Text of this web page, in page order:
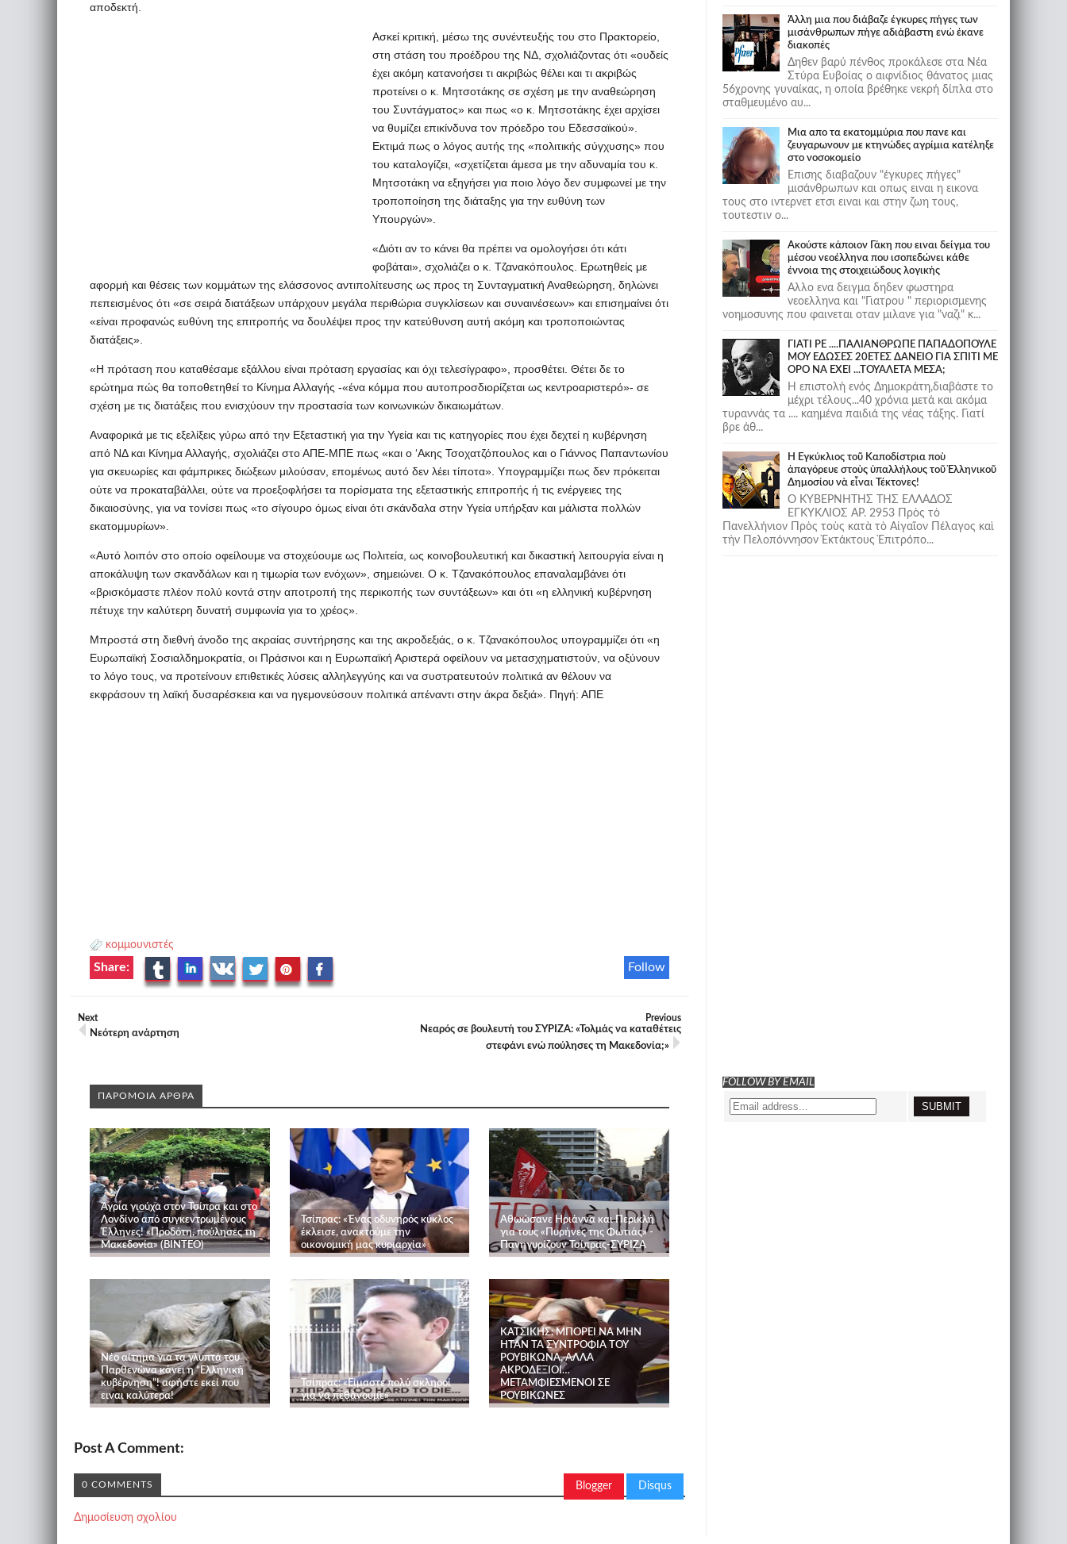
αποδεκτή.
Ασκεί κριτική, μέσω της συνέντευξής του στο Πρακτορείο,
στη στάση του προέδρου της ΝΔ, σχολιάζοντας ότι «ουδείς
έχει ακόμη κατανοήσει τι ακριβώς θέλει και τι ακριβώς
προτείνει ο κ. Μητσοτάκης σε σχέση με την αναθεώρηση
του Συντάγματος» και πως «ο κ. Μητσοτάκης έχει αρχίσει
να θυμίζει επικίνδυνα τον πρόεδρο του Εδεσσαϊκού».
Εκτιμά πως ο λόγος αυτής της «πολιτικής σύγχυσης» που
του καταλογίζει, «σχετίζεται άμεσα με την αδυναμία του κ.
Μητσοτάκη να εξηγήσει για ποιο λόγο δεν συμφωνεί με την
τροποποίηση της διάταξης για την ευθύνη των
Υπουργών».
«Διότι αν το κάνει θα πρέπει να ομολογήσει ότι κάτι
φοβάται», σχολιάζει ο κ. Τζανακόπουλος. Ερωτηθείς με
αφορμή και θέσεις των κομμάτων της ελάσσονος αντιπολίτευσης ως προς τη Συνταγματική Αναθεώρηση, δηλώνει
πεπεισμένος ότι «σε σειρά διατάξεων υπάρχουν μεγάλα περιθώρια συγκλίσεων και συναινέσεων» και επισημαίνει ότι
«είναι προφανώς ευθύνη της επιτροπής να δουλέψει προς την κατεύθυνση αυτή ακόμη και τροποποιώντας
διατάξεις».
«Η πρόταση που καταθέσαμε εξάλλου είναι πρόταση εργασίας και όχι τελεσίγραφο», προσθέτει. Θέτει δε το
ερώτημα πώς θα τοποθετηθεί το Κίνημα Αλλαγής -«ένα κόμμα που αυτοπροσδιορίζεται ως κεντροαριστερό»- σε
σχέση με τις διατάξεις που ενισχύουν την προστασία των κοινωνικών δικαιωμάτων.
Αναφορικά με τις εξελίξεις γύρω από την Εξεταστική για την Υγεία και τις κατηγορίες που έχει δεχτεί η κυβέρνηση
από ΝΔ και Κίνημα Αλλαγής, σχολιάζει στο ΑΠΕ-ΜΠΕ πως «και ο ‘Ακης Τσοχατζόπουλος και ο Γιάννος Παπαντωνίου
για σκευωρίες και φάμπρικες διώξεων μιλούσαν, επομένως αυτό δεν λέει τίποτα». Υπογραμμίζει πως δεν πρόκειται
ούτε να προκαταβάλλει, ούτε να προεξοφλήσει τα πορίσματα της εξεταστικής επιτροπής ή τις ενέργειες της
δικαιοσύνης, για να τονίσει πως «το σίγουρο όμως είναι ότι σκάνδαλα στην Υγεία υπήρξαν και μάλιστα πολλών
εκατομμυρίων».
«Αυτό λοιπόν στο οποίο οφείλουμε να στοχεύουμε ως Πολιτεία, ως κοινοβουλευτική και δικαστική λειτουργία είναι η
αποκάλυψη των σκανδάλων και η τιμωρία των ενόχων», σημειώνει. Ο κ. Τζανακόπουλος επαναλαμβάνει ότι
«βρισκόμαστε πλέον πολύ κοντά στην αποτροπή της περικοπής των συντάξεων» και ότι «η ελληνική κυβέρνηση
πέτυχε την καλύτερη δυνατή συμφωνία για το χρέος».
Μπροστά στη διεθνή άνοδο της ακραίας συντήρησης και της ακροδεξιάς, ο κ. Τζανακόπουλος υπογραμμίζει ότι «η
Ευρωπαϊκή Σοσιαλδημοκρατία, οι Πράσινοι και η Ευρωπαϊκή Αριστερά οφείλουν να μετασχηματιστούν, να οξύνουν
το λόγο τους, να προτείνουν επιθετικές λύσεις αλληλεγγύης και να συστρατευτούν πολιτικά αν θέλουν να
εκφράσουν τη λαϊκή δυσαρέσκεια και να ηγεμονεύσουν πολιτικά απέναντι στην άκρα δεξιά». Πηγή: ΑΠΕ
κομμουνιστές
Follow
Share:
Next
Νεότερη ανάρτηση
Previous
Νεαρός σε βουλευτή του ΣΥΡΙΖΑ: «Τολμάς να καταθέτεις
στεφάνι ενώ πούλησες τη Μακεδονία;»
ΠΑΡΟΜΟΙΑ ΑΡΘΡΑ
Άγρια γιούχα στον Τσίπρα και στο
Λονδίνο από συγκεντρωμένους
Έλληνες! «Προδότη, πούλησες τη
Μακεδονία» (ΒΙΝΤΕΟ)
Τσίπρας: «Ένας οδυνηρός κύκλος
έκλεισε, ανακτούμε την
οικονομική μας κυριαρχία»
Αθωώσανε Ηριάννα και Περικλή
για τους «Πυρήνες της Φωτιάς» -
Πανηγυρίζουν Τσίπρας-ΣΥΡΙΖΑ
Νέο αίτημα για τα γλυπτά του
Παρθενώνα κάνει η “Ελληνική
κυβέρνηση”! αφήστε εκεί που
ειναι καλύτερα!
Τσίπρας: «Είμαστε πολύ σκληροί
για να πεθάνουμε»
ΚΑΤΣΙΚΗΣ: ΜΠΟΡΕΙ ΝΑ ΜΗΝ
ΗΤΑΝ ΤΑ ΣΥΝΤΡΟΦΙΑ ΤΟΥ
ΡΟΥΒΙΚΩΝΑ, ΑΛΛΑ
ΑΚΡΟΔΕΞΙΟΙ…
ΜΕΤΑΜΦΙΕΣΜΕΝΟΙ ΣΕ
ΡΟΥΒΙΚΩΝΕΣ
Post A Comment:
Blogger Disqus
0 COMMENTS
Δημοσίευση σχολίου
Άλλη μια που διάβαζε έγκυρες πήγες των
μισάνθρωπων πήγε αδιάβαστη ενώ έκανε
διακοπές
Δηθεν βαρύ πένθος προκάλεσε στα Νέα
Στύρα Ευβοίας ο αιφνίδιος θάνατος μιας
56χρονης γυναίκας, η οποία βρέθηκε νεκρή δίπλα στο
σταθμευμένο αυ...
Μια απο τα εκατομμύρια που πανε και
ζευγαρωνουν με κτηνώδες αγρίμια κατέληξε
στο νοσοκομείο
Επισης διαβαζουν "έγκυρες πήγες"
μισάνθρωπων και οπως ειναι η εικονα
τους στο ιντερνετ ετσι ειναι και στην ζωη τους,
τουτεστιν ο...
Ακούστε κάποιον Γάκη που ειναι δείγμα του
μέσου νεοέλληνα που ισοπεδώνει κάθε
έννοια της στοιχειώδους λογικής
Αλλο ενα δειγμα δηδεν φωστηρα
νεοελληνα και "Γιατρου " περιορισμενης
νοημοσυνης που φαινεται οταν μιλανε για "ναζι" κ...
ΓΙΑΤΙ ΡΕ ....ΠΑΛΙΑΝΘΡΩΠΕ ΠΑΠΑΔΟΠΟΥΛΕ
ΜΟΥ ΕΔΩΣΕΣ 20ΕΤΕΣ ΔΑΝΕΙΟ ΓΙΑ ΣΠΙΤΙ ΜΕ
ΟΡΟ ΝΑ ΕΧΕΙ ...ΤΟΥΑΛΕΤΑ ΜΕΣΑ;
Η επιστολή ενός Δημοκράτη,διαβάστε το
μέχρι τέλους...40 χρόνια μετά και ακόμα
τυραννάς τα .... καημένα παιδιά της νέας τάξης. Γιατί
βρε άθ...
Ἡ Ἐγκύκλιος τοῦ Καποδίστρια ποὺ
ἀπαγόρευε στοὺς ὑπαλλήλους τοῦ Ἑλληνικοῦ
Δημοσίου νὰ εἶναι Τέκτονες!
Ο ΚΥΒΕΡΝΗΤΗΣ ΤΗΣ ΕΛΛΑΔΟΣ
ΕΓΚΥΚΛΙΟΣ ΑΡ. 2953 Πρὸς τὸ
Πανελλήνιον Πρὸς τοὺς κατὰ τὸ Αἰγαῖον Πέλαγος καὶ
τὴν Πελοπόννησον Ἐκτάκτους Ἐπιτρόπο...
FOLLOW BY EMAIL